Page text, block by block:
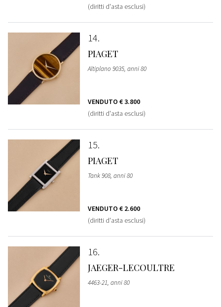
(diritti d'asta esclusi)
14
PIAGET
Altiplano 9035, anni 80
VENDUTO € 3.800
(diritti d'asta esclusi)
15
PIAGET
Tank 908, anni 80
VENDUTO € 2.600
(diritti d'asta esclusi)
16
JAEGER-LECOULTRE
4463-21, anni 80